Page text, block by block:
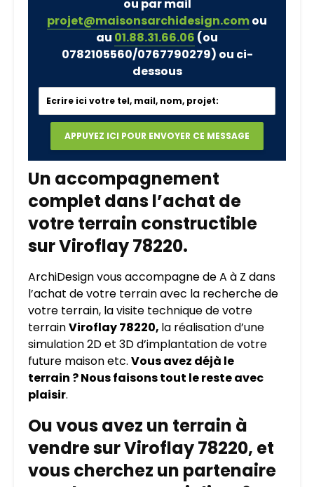
ou par mail
projet@maisonsarchidesign.comou
au 01.88.31.66.06 (ou
0782105560/0767790279) ou ci-
dessous
Un accompagnement
complet dans l’achat de
votre terrain constructible
sur Viroflay 78220.
ArchiDesign vous accompagne de A à Z dans
l’achat de votre terrain avec la recherche de
votre terrain, la visite technique de votre
terrainViroflay 78220, la réalisation d’une
simulation 2D et 3D d’implantation de votre
future maison etc. Vous avez déjà le
terrain ? Nous faisons tout le reste avec
plaisir.
Ou vous avez un terrain à
vendre sur Viroflay 78220, et
vous cherchez un partenaire